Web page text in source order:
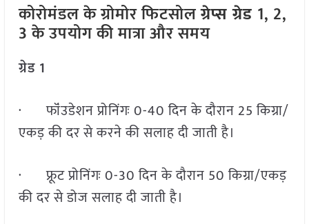
कोरोमंडलके ग्रोमोर फिटसोलग्रेप्स ग्रेड 1, 2,
3 के उपयोग की मात्रा और समय
ग्रेड 1
· फॉंउडेशन प्रोनिंगः 0-40 दिन के दौरान 25 किग्रा/
एकड़ की दर से करने की सलाह दी जाती है।
· फ्रूट प्रोनिंगः 0-30 दिन के दौरान 50 किग्रा/एकड़
की दर से डोज सलाह दी जाती है।